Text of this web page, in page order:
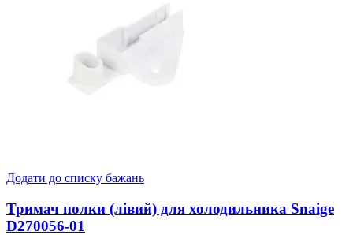
Додати до списку бажань
Тримач полки (лівий) для холодильника Snaige
D270056-01